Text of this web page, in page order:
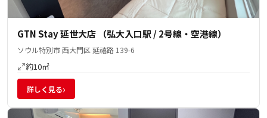
GTN Stay 延世大店 （弘大入口駅 / 2号線・空港線）
ソウル特別市 西大門区 延禧路 139-6
約10㎡
詳しく見る›